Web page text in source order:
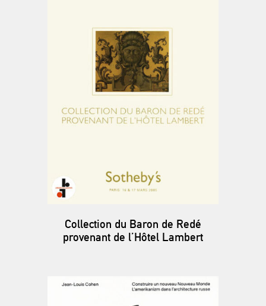
Collection du Baron de Redé
provenant de l’Hôtel Lambert